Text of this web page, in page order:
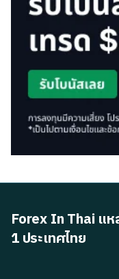
Forex In Thai แห
1 ประเทศไทย